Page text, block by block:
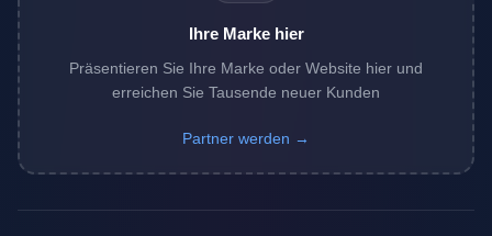
Ihre Marke hier
Präsentieren Sie Ihre Marke oder Website hier und
erreichen Sie Tausende neuer Kunden
Partner werden →